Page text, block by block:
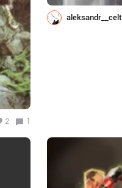
2 1
aleksandr__celt